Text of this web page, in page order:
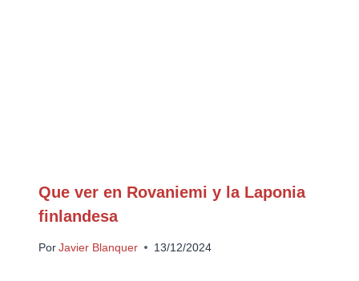
Que ver en Rovaniemi y la Laponia
finlandesa
Por Javier Blanquer 13/12/2024